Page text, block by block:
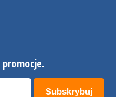
Subskrybuj